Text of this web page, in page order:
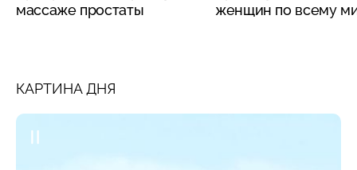
массаже простаты
женщин по всему
КАРТИНА ДНЯ